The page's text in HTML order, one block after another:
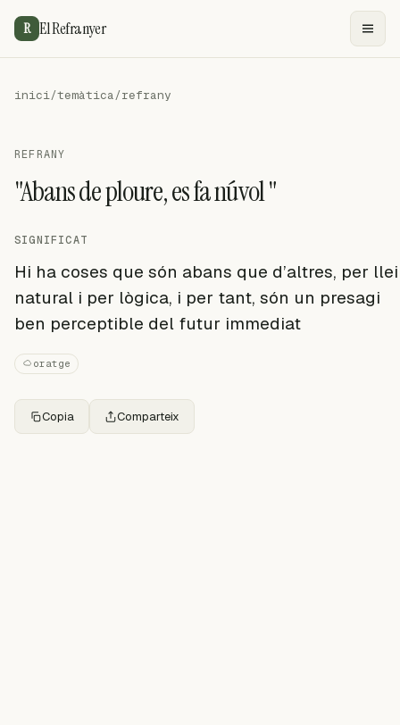
R El Refranyer
inici/temàtica/refrany
REFRANY
"Abans de ploure, es fa núvol "
SIGNIFICAT
Hi ha coses que són abans que d’altres, per llei
natural i per lògica, i per tant, són un presagi
ben perceptible del futur immediat
oratge
Copia Comparteix